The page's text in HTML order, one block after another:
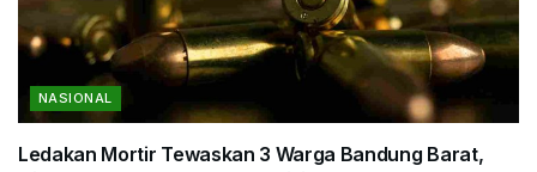
NASIONAL
Ledakan Mortir Tewaskan 3 Warga Bandung Barat,